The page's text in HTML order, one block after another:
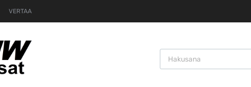
VERTAA
Products search